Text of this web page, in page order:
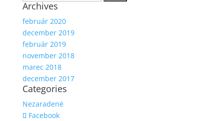
Archives
február 2020
december 2019
február 2019
november 2018
marec 2018
december 2017
Categories
Nezaradené
Facebook